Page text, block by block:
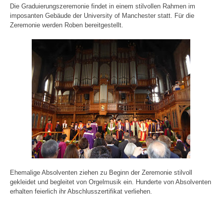
Die Graduierungszeremonie findet in einem stilvollen Rahmen im
imposanten Gebäude der University of Manchester statt. Für die
Zeremonie werden Roben bereitgestellt.
Ehemalige Absolventen ziehen zu Beginn der Zeremonie stilvoll
gekleidet und begleitet von Orgelmusik ein. Hunderte von Absolventen
erhalten feierlich ihr Abschlusszertifikat verliehen.